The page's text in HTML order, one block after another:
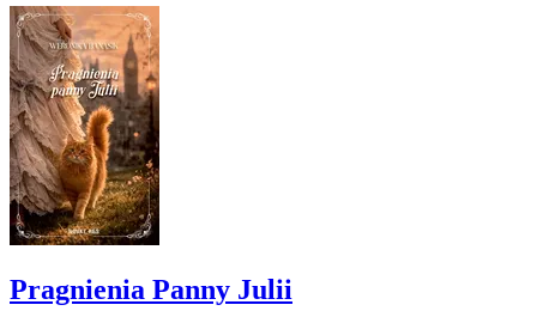
Pragnienia Panny Julii